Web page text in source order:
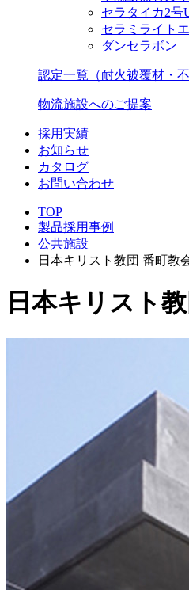
セラタイカ2号
セラミライト
ダンセラボン
認定一覧（耐火被覆材・不
物流施設へのご提案
採用実績
お知らせ
カタログ
お問い合わせ
TOP
製品採用事例
公共施設
日本キリスト教団 番町教
日本キリスト